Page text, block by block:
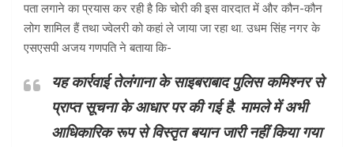
पता लगाने का प्रयास कर रही है कि चोरी की इस वारदात में और कौन-कौन
लोग शामिल हैं तथा ज्वेलरी को कहां ले जाया जा रहा था. उधम सिंह नगर के
एसएसपी अजय गणपति ने बताया कि-
यह कार्रवाई तेलंगाना के साइबराबाद पुलिस कमिश्नर से
प्राप्त सूचना के आधार पर की गई है. मामले में अभी
आधिकारिक रूप से विस्तृत बयान जारी नहीं किया गया